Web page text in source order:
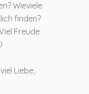
Wieviele
finden?
Freude
Liebe,